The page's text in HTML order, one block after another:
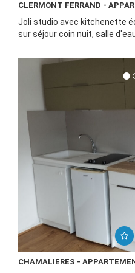
CLERMONT FERRAND -
Joli studio avec kitchenette
sur séjour coin nuit, salle d'eau
CHAMALIERES -